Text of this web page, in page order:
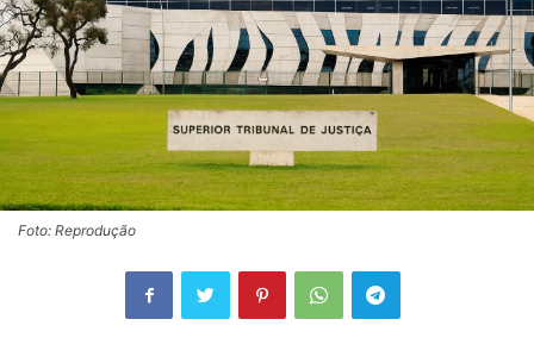
Foto: Reprodução